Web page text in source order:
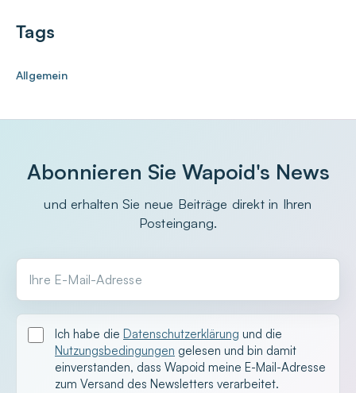
Tags
Allgemein
Abonnieren Sie Wapoid's News
und erhalten Sie neue Beiträge direkt in Ihren
Posteingang.
Ihre E-Mail-Adresse
Ich habe die Datenschutzerklärung und die
Nutzungsbedingungen gelesen und bin damit
einverstanden, dass Wapoid meine E-Mail-Adresse
zum Versand des Newsletters verarbeitet.